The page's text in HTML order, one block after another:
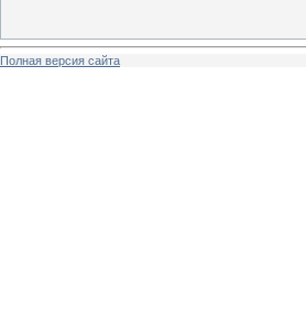
Полная версия сайта